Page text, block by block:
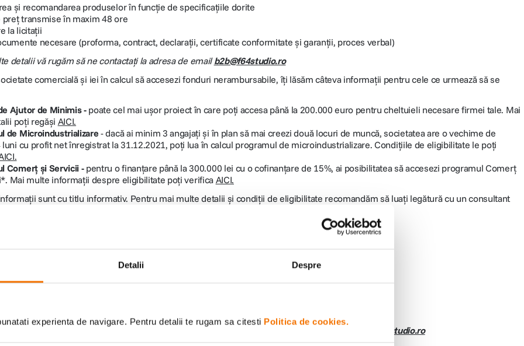
Detalii Despre
experienta de navigare. Pentru detalii te rugam sa citesti Politica de cookies.
și recomandarea produselor în funcție de specificațiile dorite
preț transmise în maxim 48 ore
la licitații
necesare (proforma, contract, declarații, certificate conformitate și garanții, proces verbal)
detalii vă rugăm să ne contactați la adresa de emailb2b@f64studio.ro
comercială și iei în calcul să accesezi fonduri nerambursabile, îți lăsăm câteva informații pentru cele ce urmează să se
Ajutor de Minimis -poate cel mai ușor proiect în care poți accesa până la 200.000 euro pentru cheltuieli necesare firmei tale. Mai
poți regăși AICI.
de Microindustrializare - dacă ai minim 3 angajați și în plan să mai creezi două locuri de muncă, societatea are o vechime de
cu profit net înregistrat la 31.12.2021, poți lua în calcul programul de microindustrializare. Condițiile de eligibilitate le poți
Comerț şi Servicii -pentru o finanțare până la 300.000 lei cu o cofinanțare de 15%, ai posibilitatea să accesezi programul Comerț
Mai multe informații despre eligibilitate poți verificaAICI.
sunt cu titlu informativ. Pentru mai multe detalii și condiții de eligibilitate recomandăm să luați legătură cu un consultant
de vânzări dedicați.
nevoilor companiei la prețuri speciale*
în 48h – Solicitările de ofertă venite pe email au un termen de soluționare în cel mult 48h.
de colaborare sau pentru a primi o ofertă personalizată, trimite solicitarea ta la adresa
b2b@f64studio.ro